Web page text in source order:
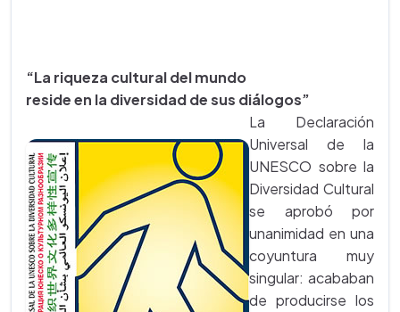
“La riqueza cultural del mundo
reside en la diversidad de sus diálogos”
La Declaración
Universal de la
UNESCO sobre la
Diversidad Cultural
se aprobó por
unanimidad en una
coyuntura muy
singular: acababan
de producirse los